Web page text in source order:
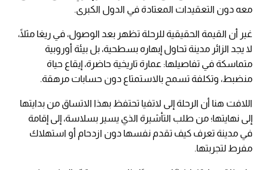
معه دون التعقيدات المعتادة في الدول الكبرى.
غير أن القيمة الحقيقية للرحلة تظهر بعد الوصول، في ريغا مثلًا،
لا يجد الزائر مدينة تحاول إبهاره بسطحية، بل بيئة أوروبية
متماسكة في تفاصيلها: عمارة تاريخية حاضرة، إيقاع حياة
منضبط، وتكلفة تسمح بالاستمتاع دون حسابات مرهقة.
اللافت هنا أن الرحلة إلى لاتفيا تحتفظ بهذا الاتساق من بدايتها
إلى نهايتها؛ من طلب التأشيرة الذي يسير بسلاسة، إلى إقامة
في مدينة تعرف كيف تقدم نفسها دون ازدحام أو استهلاك
مفرط لتجربتها.